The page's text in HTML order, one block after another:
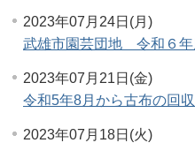
2023年07月24日(月)
武雄市園芸団地 令和６年
2023年07月21日(金)
令和5年8月から古布の回
2023年07月18日(火)